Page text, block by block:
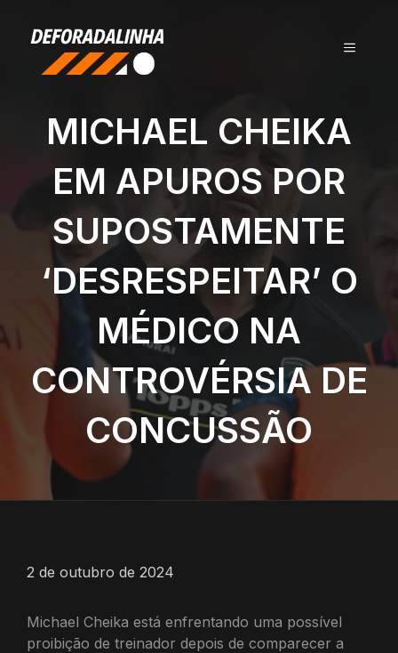
conteúdo
MENU
MICHAEL CHEIKA
EM APUROS POR
SUPOSTAMENTE
‘DESRESPEITAR’ O
MÉDICO NA
CONTROVÉRSIA DE
CONCUSSÃO
2 de outubro de 2024
Michael Cheika está enfrentando uma possível
proibição de treinador depois de comparecer a